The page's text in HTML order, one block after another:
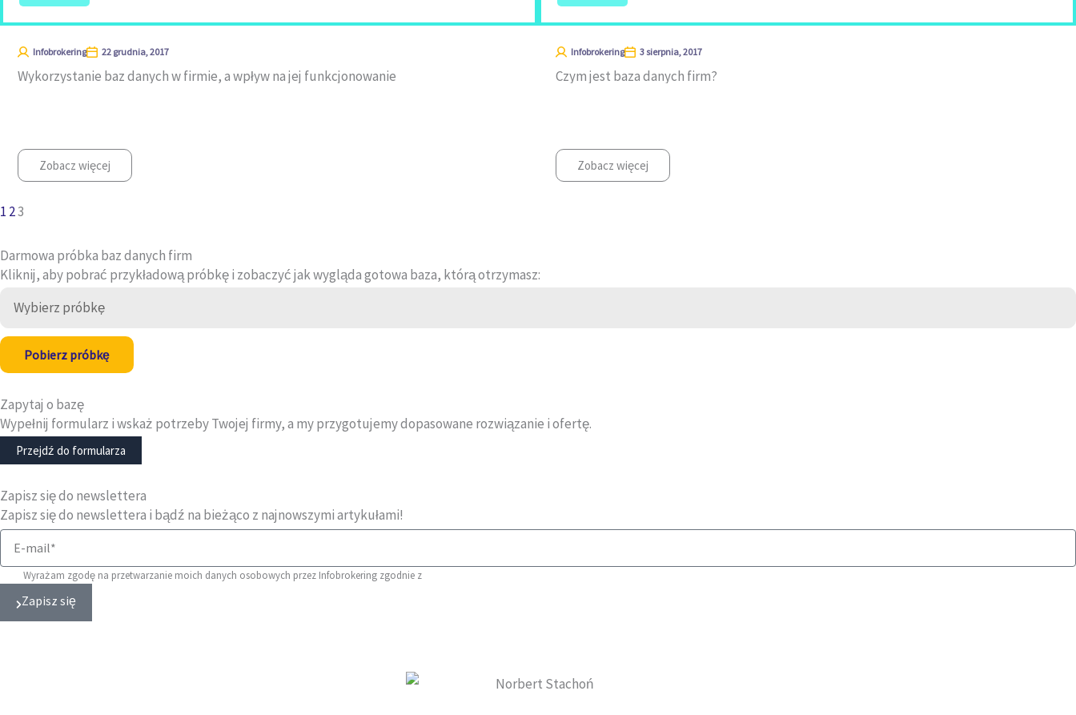
Infobrokering 22 grudnia, 2017
Wykorzystanie baz danych w firmie, a wpływ na jej funkcjonowanie
Zobacz więcej
Infobrokering 3 sierpnia, 2017
Czym jest baza danych firm?
Zobacz więcej
1 23
Darmowa próbka baz danych firm
Kliknij, aby pobrać przykładową próbkę i zobaczyć jak wygląda gotowa baza, którą otrzymasz:
Pobierz próbkę
Zapytaj o bazę
Wypełnij formularz i wskaż potrzeby Twojej firmy, a my przygotujemy dopasowane rozwiązanie i ofertę.
Przejdź do formularza
Zapisz się do newslettera
Zapisz się do newslettera i bądź na bieżąco z najnowszymi artykułami!
Wyrażam zgodę na przetwarzanie moich danych osobowych przez Infobrokering zgodnie z
Zapisz się